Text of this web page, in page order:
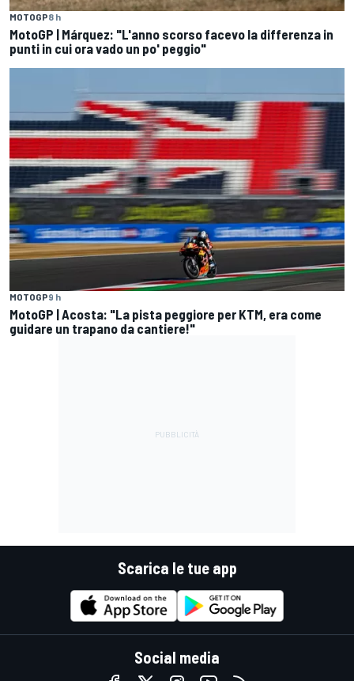
MOTOGP8 h
MotoGP | Márquez: "L'anno scorso facevo la differenza in
punti in cui ora vado un po' peggio"
MOTOGP9 h
MotoGP | Acosta: "La pista peggiore per KTM, era come
guidare un trapano da cantiere!"
Scarica le tue app
Social media